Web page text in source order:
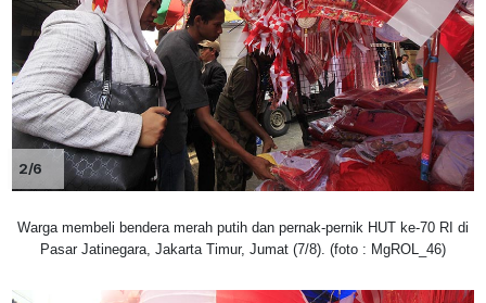
2/6
Warga membeli bendera merah putih dan pernak-pernik HUT ke-70 RI di
Pasar Jatinegara, Jakarta Timur, Jumat (7/8). (foto : MgROL_46)